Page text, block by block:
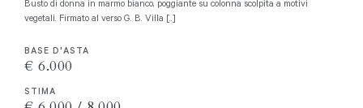
Busto di donna in marmo bianco, poggiante su colonna scolpita a motivi
vegetali. Firmato al verso G. B. Villa [..]
BASE D'ASTA
€ 6.000
STIMA